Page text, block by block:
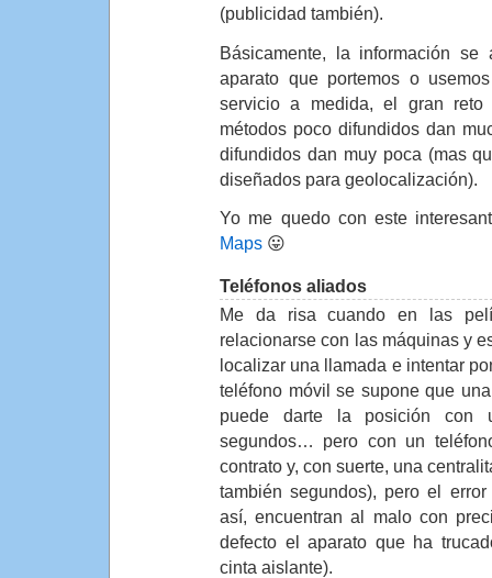
(publicidad también).
Básicamente, la información
aparato que portemos o
servicio a medida, el gran
métodos poco difundidos dan
difundidos dan muy poca (mas
diseñados para geolocalización).
Yo me quedo con este
Maps 😛
Teléfonos aliados
Me da risa cuando en las
relacionarse con las máquinas y
localizar una llamada e intentar
teléfono móvil se supone que
puede darte la posición con
segundos… pero con un
contrato y, con suerte, una
también segundos), pero el
así, encuentran al malo con
defecto el aparato que ha
cinta aislante).